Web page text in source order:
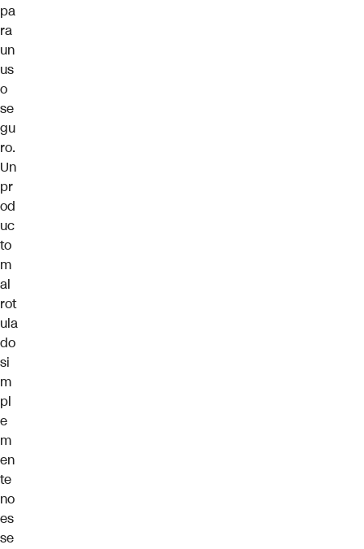
pa
ra
un
us
o
se
gu
ro.
Un
pr
od
uc
to
m
al
rot
ula
do
si
m
pl
e
m
en
te
no
es
se